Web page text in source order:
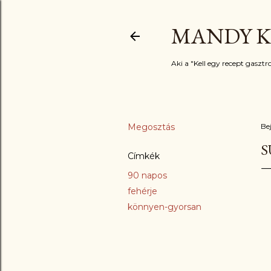
MANDY
Aki a "Kell egy recept
Megosztás
Címkék
90 napos
fehérje
könnyen-gyorsan